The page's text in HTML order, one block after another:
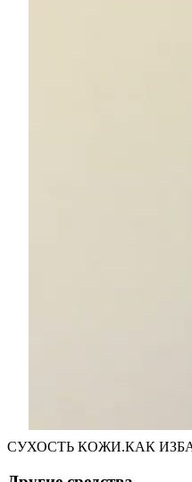
СУХОСТЬ КОЖИ.КАК